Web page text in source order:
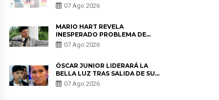
07 Ago 2026
MARIO HART REVELA
INESPERADO PROBLEMA DE
SALUD ANTES DE SEPARARSE DE
KORINA: “ME ENCONTRARON UN
07 Ago 2026
ÓSCAR JUNIOR LIDERARÁ LA
BELLA LUZ TRAS SALIDA DE SU
PADRE POR POLÉMICA CON
NALDY SALDAÑA
07 Ago 2026